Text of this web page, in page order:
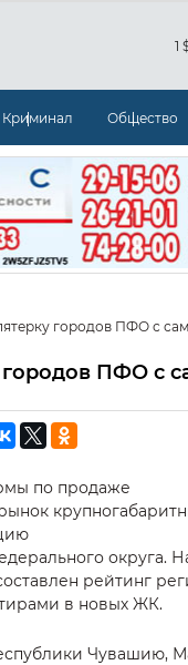
1
Криминал Общество
городов ПФО с
городов ПФО
по продаже
округа.
рейтинг
в новых ЖК.
Чувашию,